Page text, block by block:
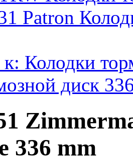
Patron
к: Колодки
диск
336 mm